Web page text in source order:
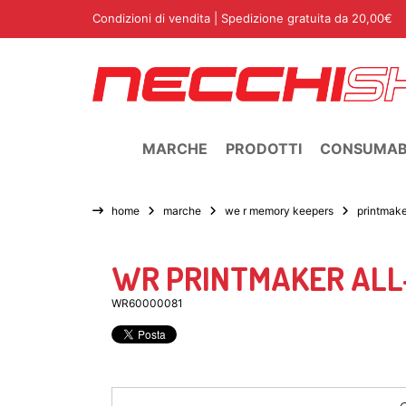
Condizioni di vendita | Spedizione gratuita da 20,00€
MARCHE PRODOTTI
home marche we r memory keepers
WR PRINTMAKER
WR60000081